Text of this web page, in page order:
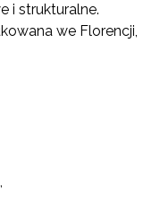
i strukturalne.
we Florencji,